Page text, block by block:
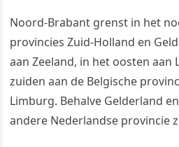
Noord-Brabant grenst in het
provincies Zuid-Holland en
aan Zeeland, in het oosten aan
zuiden aan de Belgische
Limburg. Behalve Gelderland
andere Nederlandse provincie